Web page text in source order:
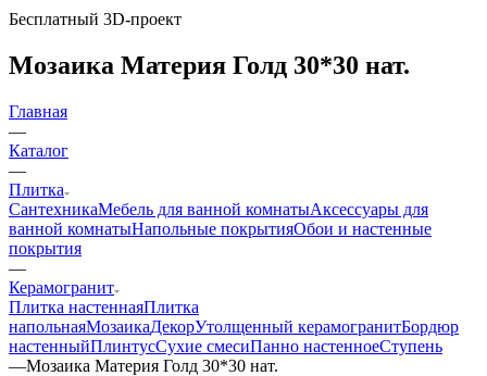
Бесплатный 3D-проект
Мозаика Материя Голд 30*30 нат.
Главная
—
Каталог
—
Плитка
СантехникаМебель для ванной комнатыАксессуары для
ванной комнатыНапольные покрытияОбои и настенные
покрытия
—
Керамогранит
Плитка настеннаяПлитка
напольнаяМозаикаДекорУтолщенный керамогранитБордюр
настенныйПлинтусСухие смесиПанно настенноеСтупень
—Мозаика Материя Голд 30*30 нат.